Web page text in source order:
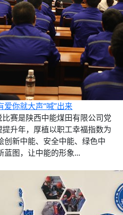
你就大声“喊”出来
赛是陕西中能煤田有限公司党
升年，厚植以职工幸福指数为
创新中能、安全中能、绿色中
蓝图，让中能的形象...